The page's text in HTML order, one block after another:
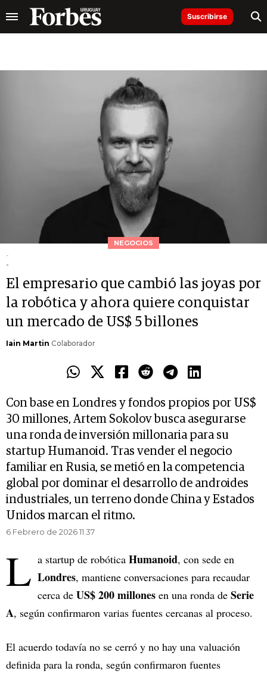
Suscribirse
NEGOCIOS
-
-
El empresario que cambió las joyas por
la robótica y ahora quiere conquistar
un mercado de US$ 5 billones
Iain Martin Colaborador
Con base en Londres y fondos propios por US$
30 millones, Artem Sokolov busca asegurarse
una ronda de inversión millonaria para su
startup Humanoid. Tras vender el negocio
familiar en Rusia, se metió en la competencia
global por dominar el desarrollo de androides
industriales, un terreno donde China y Estados
Unidos marcan el ritmo.
6 Febrero de 2026 11.37
L a startup de robótica Humanoid, con sede en
Londres, mantiene conversaciones para recaudar
cerca de US$ 200 millones en una ronda de Serie
A, según confirmaron varias fuentes cercanas al proceso.
El acuerdo todavía no se cerró y no hay una valuación
definida para la ronda, según confirmaron fuentes